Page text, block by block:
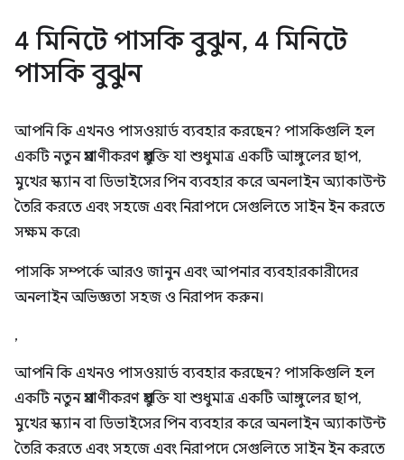
4 মিনিটে পাসকি বুঝুন, 4 মিনিটে
পাসকি বুঝুন
আপনি কি এখনও পাসওয়ার্ড ব্যবহার করছেন? পাসকিগুলি হল
একটি নতুন প্রমাণীকরণ প্রযুক্তি যা শুধুমাত্র একটি আঙ্গুলের ছাপ,
মুখের স্ক্যান বা ডিভাইসের পিন ব্যবহার করে অনলাইন অ্যাকাউন্ট
তৈরি করতে এবং সহজে এবং নিরাপদে সেগুলিতে সাইন ইন করতে
সক্ষম করে৷
পাসকি সম্পর্কে আরও জানুন এবং আপনার ব্যবহারকারীদের
অনলাইন অভিজ্ঞতা সহজ ও নিরাপদ করুন।
,
আপনি কি এখনও পাসওয়ার্ড ব্যবহার করছেন? পাসকিগুলি হল
একটি নতুন প্রমাণীকরণ প্রযুক্তি যা শুধুমাত্র একটি আঙ্গুলের ছাপ,
মুখের স্ক্যান বা ডিভাইসের পিন ব্যবহার করে অনলাইন অ্যাকাউন্ট
তৈরি করতে এবং সহজে এবং নিরাপদে সেগুলিতে সাইন ইন করতে